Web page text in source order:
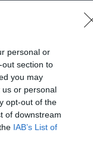
personal or
section to
you may
or personal
opt-out of the
of downstream
IAB’s List of